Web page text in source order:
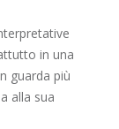
in una
guarda più
alla sua